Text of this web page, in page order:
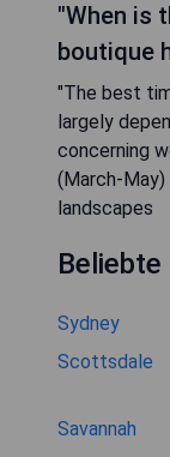
"When is
boutique
"The best
largely
concerning
(March-
landscapes
Beliebte
Sydney
Scottsdale
Savannah